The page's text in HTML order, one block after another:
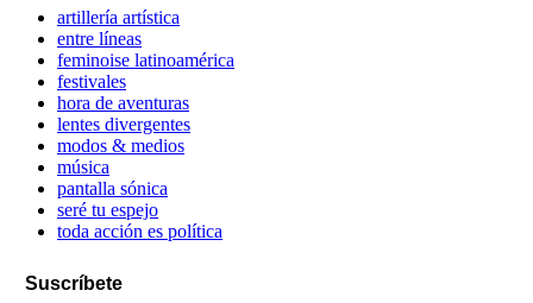
artillería artística
entre líneas
feminoise latinoamérica
festivales
hora de aventuras
lentes divergentes
modos & medios
música
pantalla sónica
seré tu espejo
toda acción es política
Suscríbete